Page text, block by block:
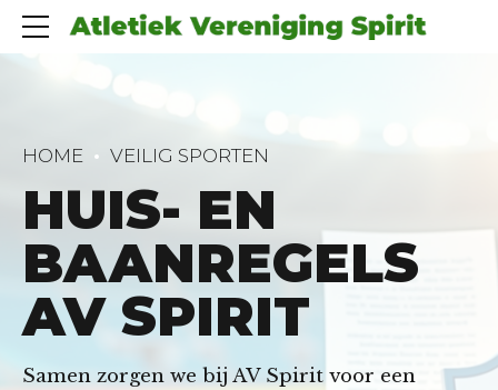
HOME VEILIG SPORTEN
HUIS- EN
BAANREGELS
AV SPIRIT
Samen zorgen we bij AV Spirit voor een